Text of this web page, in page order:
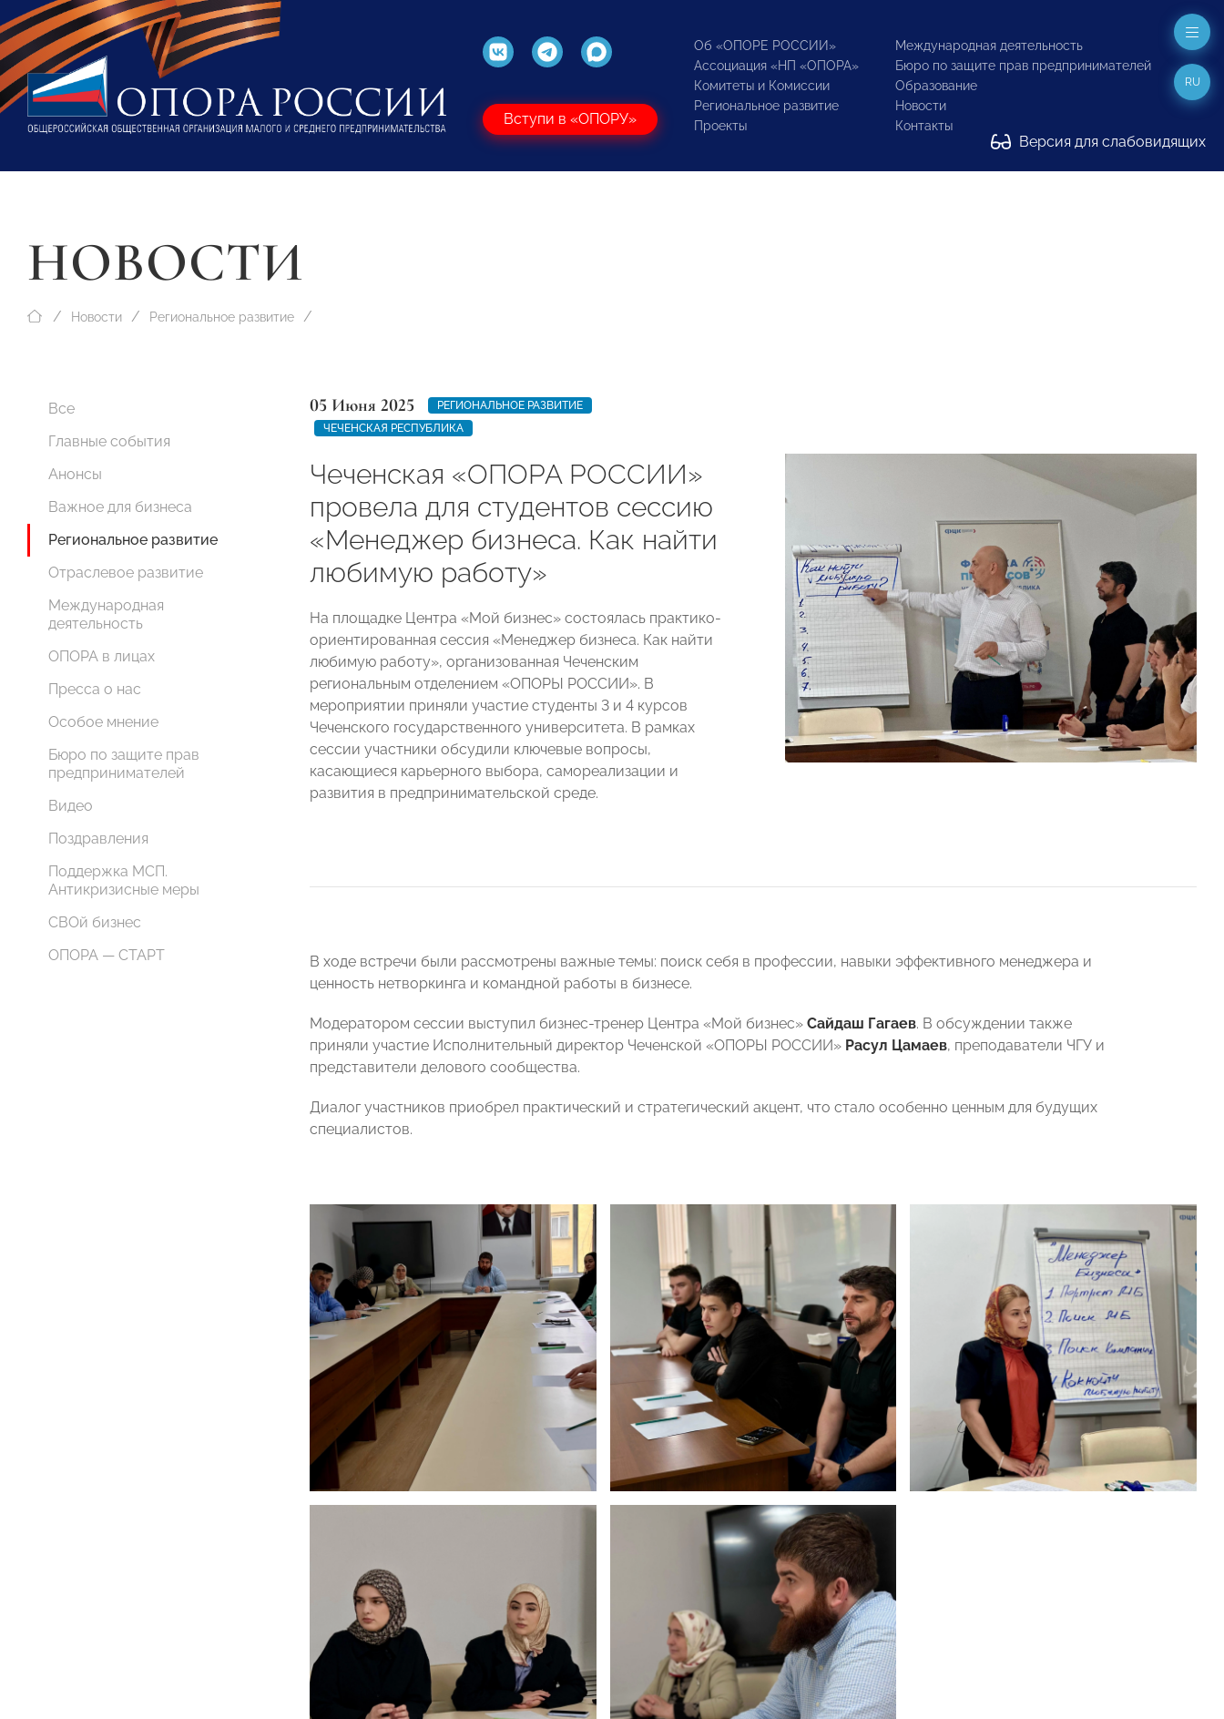
Вступи в «ОПОРУ»
Об «ОПОРЕ РОССИИ»
Ассоциация «НП «ОПОРА»
Комитеты и Комиссии
Региональное развитие
Проекты
Международная деятельность
Бюро по защите прав предпринимателей
Образование
Новости
Контакты
Версия для слабовидящих
RU
НОВОСТИ
Новости Региональное развитие
Все
Главные события
Анонсы
Важное для бизнеса
Региональное развитие
Отраслевое развитие
Международная
деятельность
ОПОРА в лицах
Пресса о нас
Особое мнение
Бюро по защите прав
предпринимателей
Видео
Поздравления
Поддержка МСП.
Антикризисные меры
СВОй бизнес
ОПОРА — СТАРТ
05 Июня 2025
РЕГИОНАЛЬНОЕ РАЗВИТИЕ
ЧЕЧЕНСКАЯ РЕСПУБЛИКА
Чеченская «ОПОРА РОССИИ»
провела для студентов сессию
«Менеджер бизнеса. Как найти
любимую работу»
На площадке Центра «Мой бизнес» состоялась практико-
ориентированная сессия «Менеджер бизнеса. Как найти
любимую работу», организованная Чеченским
региональным отделением «ОПОРЫ РОССИИ». В
мероприятии приняли участие студенты 3 и 4 курсов
Чеченского государственного университета. В рамках
сессии участники обсудили ключевые вопросы,
касающиеся карьерного выбора, самореализации и
развития в предпринимательской среде.
В ходе встречи были рассмотрены важные темы: поиск себя в профессии, навыки эффективного менеджера и
ценность нетворкинга и командной работы в бизнесе.
Модератором сессии выступил бизнес-тренер Центра «Мой бизнес» Сайдаш Гагаев. В обсуждении также
приняли участие Исполнительный директор Чеченской «ОПОРЫ РОССИИ» Расул Цамаев, преподаватели ЧГУ и
представители делового сообщества.
Диалог участников приобрел практический и стратегический акцент, что стало особенно ценным для будущих
специалистов.